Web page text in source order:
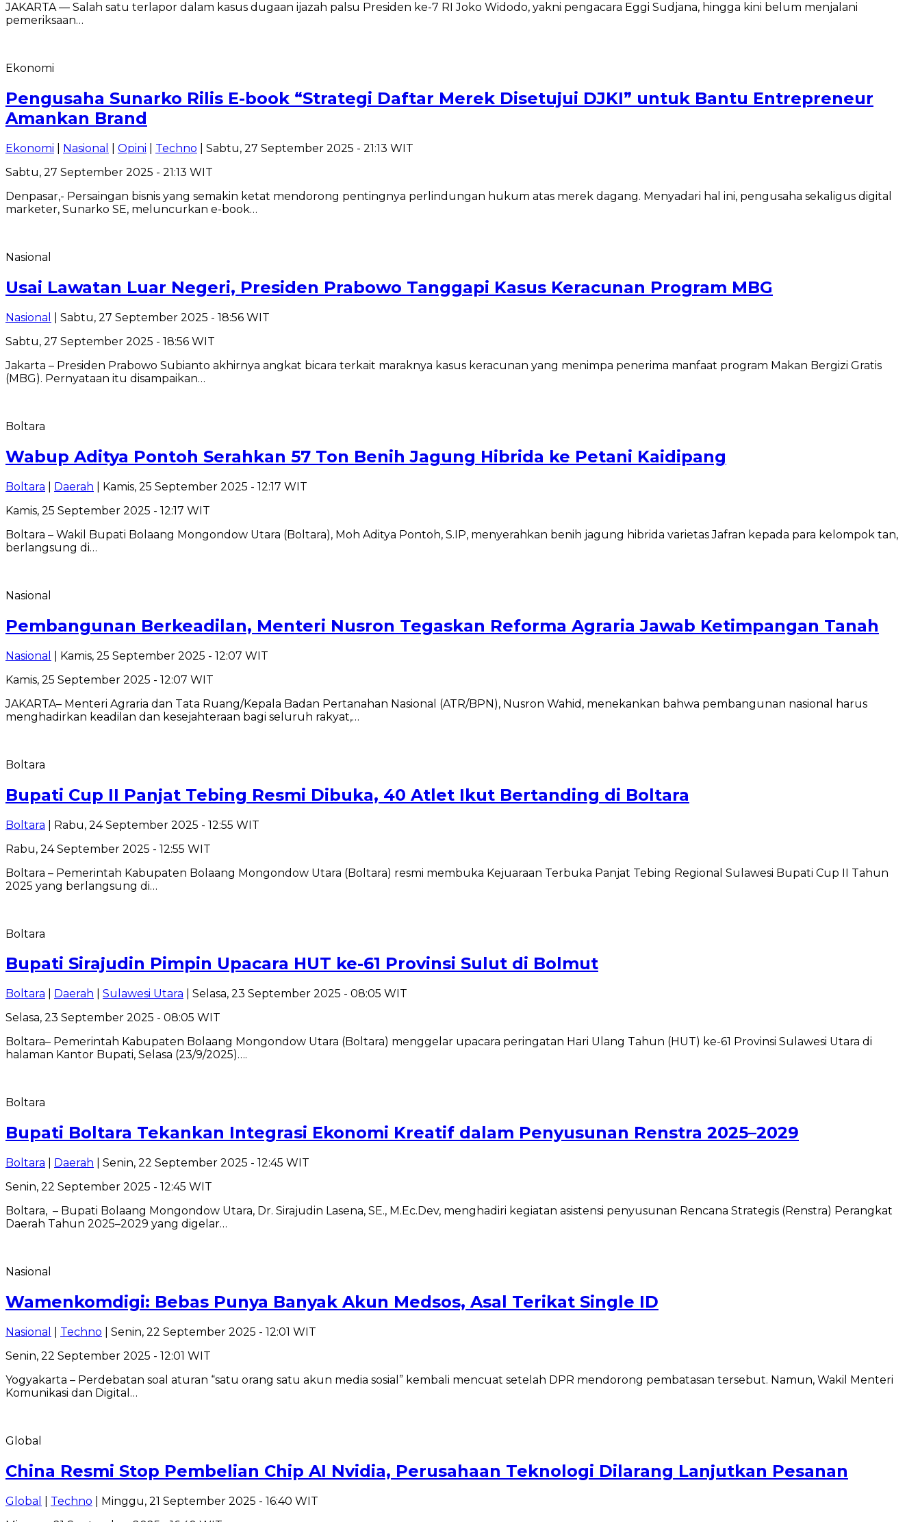
JAKARTA — Salah satu terlapor dalam kasus dugaan ijazah palsu Presiden ke-7 RI Joko Widodo, yakni pengacara Eggi Sudjana, hingga kini belum menjalani
pemeriksaan…
Ekonomi
Pengusaha Sunarko Rilis E-book “Strategi Daftar Merek Disetujui DJKI” untuk Bantu Entrepreneur
Amankan Brand
Ekonomi Nasional Opini Techno | Sabtu, 27 September 2025 - 21:13 WIT
Sabtu, 27 September 2025 - 21:13 WIT
Denpasar,- Persaingan bisnis yang semakin ketat mendorong pentingnya perlindungan hukum atas merek dagang. Menyadari hal ini, pengusaha sekaligus digital
marketer, Sunarko SE, meluncurkan e-book…
Nasional
Usai Lawatan Luar Negeri, Presiden Prabowo Tanggapi Kasus Keracunan Program MBG
Nasional
| Sabtu, 27 September 2025 - 18:56 WIT
Sabtu, 27 September 2025 - 18:56 WIT
Jakarta – Presiden Prabowo Subianto akhirnya angkat bicara terkait maraknya kasus keracunan yang menimpa penerima manfaat program Makan Bergizi Gratis
(MBG). Pernyataan itu disampaikan…
Boltara
Wabup Aditya Pontoh Serahkan 57 Ton Benih Jagung Hibrida ke Petani Kaidipang
Boltara Daerah | Kamis, 25 September 2025 - 12:17 WIT
Kamis, 25 September 2025 - 12:17 WIT
Boltara – Wakil Bupati Bolaang Mongondow Utara (Boltara), Moh Aditya Pontoh, S.IP, menyerahkan benih jagung hibrida varietas Jafran kepada para kelompok tan,
berlangsung di…
Nasional
Pembangunan Berkeadilan, Menteri Nusron Tegaskan Reforma Agraria Jawab Ketimpangan Tanah
Nasional
| Kamis, 25 September 2025 - 12:07 WIT
Kamis, 25 September 2025 - 12:07 WIT
JAKARTA– Menteri Agraria dan Tata Ruang/Kepala Badan Pertanahan Nasional (ATR/BPN), Nusron Wahid, menekankan bahwa pembangunan nasional harus
menghadirkan keadilan dan kesejahteraan bagi seluruh rakyat,…
Boltara
Bupati Cup II Panjat Tebing Resmi Dibuka, 40 Atlet Ikut Bertanding di Boltara
Boltara | Rabu, 24 September 2025 - 12:55 WIT
Rabu, 24 September 2025 - 12:55 WIT
Boltara – Pemerintah Kabupaten Bolaang Mongondow Utara (Boltara) resmi membuka Kejuaraan Terbuka Panjat Tebing Regional Sulawesi Bupati Cup II Tahun
2025 yang berlangsung di…
Boltara
Bupati Sirajudin Pimpin Upacara HUT ke-61 Provinsi Sulut di Bolmut
Boltara Daerah Sulawesi Utara | Selasa, 23 September 2025 - 08:05 WIT
Selasa, 23 September 2025 - 08:05 WIT
Boltara– Pemerintah Kabupaten Bolaang Mongondow Utara (Boltara) menggelar upacara peringatan Hari Ulang Tahun (HUT) ke-61 Provinsi Sulawesi Utara di
halaman Kantor Bupati, Selasa (23/9/2025)….
Boltara
Bupati Boltara Tekankan Integrasi Ekonomi Kreatif dalam Penyusunan Renstra 2025–2029
Boltara Daerah | Senin, 22 September 2025 - 12:45 WIT
Senin, 22 September 2025 - 12:45 WIT
Boltara, – Bupati Bolaang Mongondow Utara, Dr. Sirajudin Lasena, SE., M.Ec.Dev, menghadiri kegiatan asistensi penyusunan Rencana Strategis (Renstra) Perangkat
Daerah Tahun 2025–2029 yang digelar…
Nasional
Wamenkomdigi: Bebas Punya Banyak Akun Medsos, Asal Terikat Single ID
Nasional Techno | Senin, 22 September 2025 - 12:01 WIT
Senin, 22 September 2025 - 12:01 WIT
Yogyakarta – Perdebatan soal aturan “satu orang satu akun media sosial” kembali mencuat setelah DPR mendorong pembatasan tersebut. Namun, Wakil Menteri
Komunikasi dan Digital…
Global
China Resmi Stop Pembelian Chip AI Nvidia, Perusahaan Teknologi Dilarang Lanjutkan Pesanan
Global Techno | Minggu, 21 September 2025 - 16:40 WIT